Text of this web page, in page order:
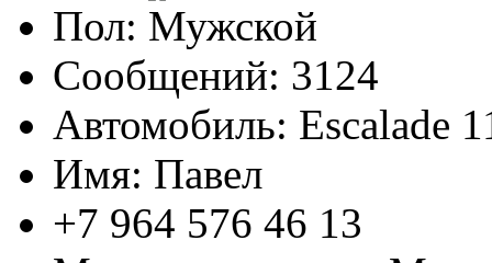
Пол:
Сообщений: 3124
Автомобиль: Escalade
Имя: Павел
+7 964 576 46 13